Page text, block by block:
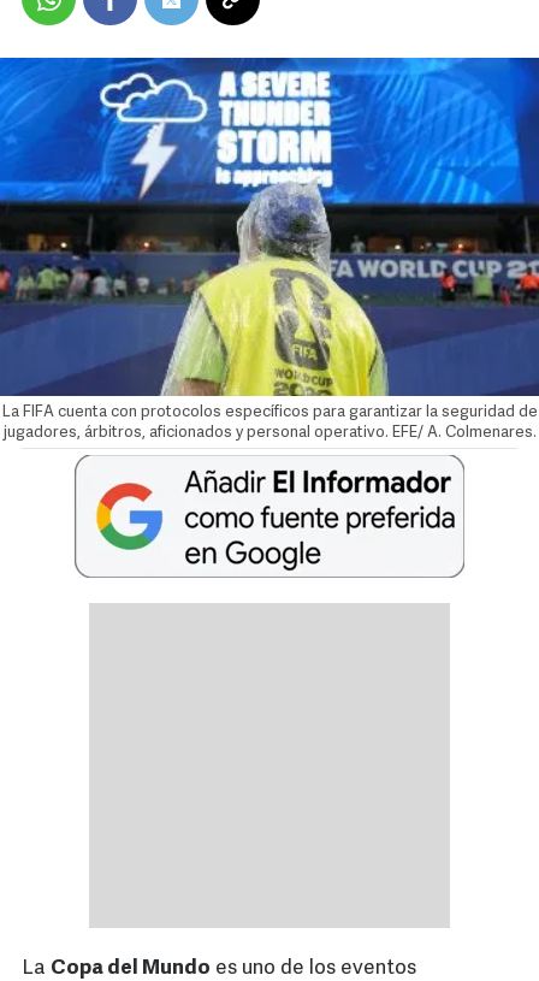
La FIFA cuenta con protocolos específicos para garantizar la seguridad de
jugadores, árbitros, aficionados y personal operativo. EFE/ A. Colmenares.
La Copa del Mundo es uno de los eventos